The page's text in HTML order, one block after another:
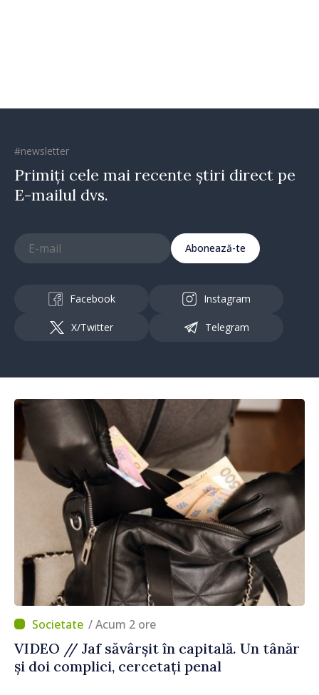
#newsletter
Primiți cele mai recente știri direct pe
E-mailul dvs.
Abonează-te
Facebook Instagram
X/Twitter Telegram
/ Acum 2 ore
VIDEO // Jaf săvârșit în capitală. Un tânăr
și doi complici, cercetați penal